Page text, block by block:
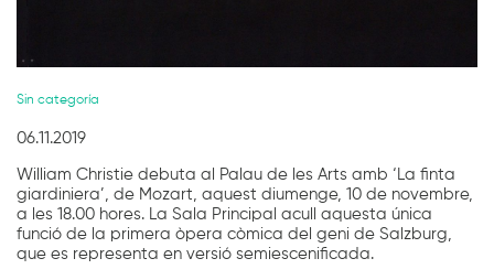
Sin categoría
06.11.2019
William Christie debuta al Palau de les Arts amb ‘La finta
giardiniera’, de Mozart, aquest diumenge, 10 de novembre,
a les 18.00 hores. La Sala Principal acull aquesta única
funció de la primera òpera còmica del geni de Salzburg,
que es representa en versió semiescenificada.